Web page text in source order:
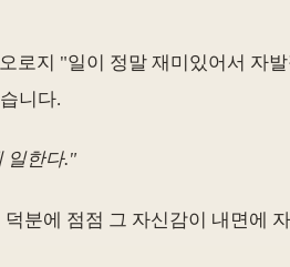
로지 "일이 정말 재미있어서 자
니다.
일한다."
분에 점점 그 자신감이 내면에